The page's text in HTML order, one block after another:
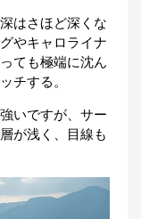
はさほど深くな
やキャロライナ
ても極端に沈ん
チする。
いですが、サー
が浅く、目線も